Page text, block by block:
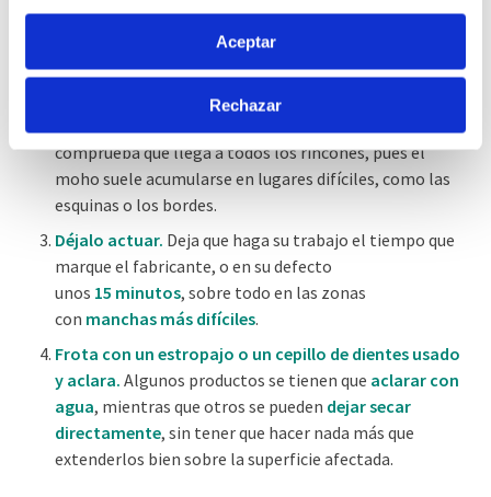
Si lo permite, también quisiéramos:
Recopilar información sobre su ubicación
Identificar su dispositivo analizándolo activamente
para buscar características específicas (huellas
digitales)
Obtenga más información sobre cómo se procesan sus
datos personales y establezca sus preferencias en la
sección de datos
. Puede cambiar o retirar su
consentimiento en cualquier momento en la Declaración
Las cookies de este sitio web se usan para personalizar
el contenido y los anuncios, ofrecer funciones de redes
sociales y analizar el tráfico. Además, compartimos
información sobre el uso que haga del sitio web con
Aceptar
Rechazar
concentrado.Asegúratede queseaun
para acabarcon el moho y que no va a
dañar las superficies.
Aplica el producto sobre el moho.
comprueba que llega a todos los rincones, pues el
moho suele acumularse en lugares difíciles, como las
esquinas o los bordes.
Déjalo actuar. Deja que haga su trabajo el tiempo que
marque el fabricante, o en su defecto
unos 15 minutos, sobre todo en las zonas
con manchas más difíciles.
Frota con un estropajo o un cepillo de dientes usado
y aclara. Algunos productos se tienen que aclarar con
agua, mientras que otros se pueden dejarsecar
directamente, sin tener que hacer nada más que
extenderlos bien sobre la superficie afectada.